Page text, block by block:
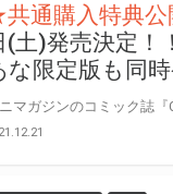
通購入特典
(土)発売決定
な限定版も同時